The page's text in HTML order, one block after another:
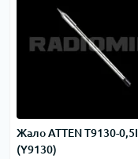
Жало ATTEN T9130-0,5I
(Y9130)